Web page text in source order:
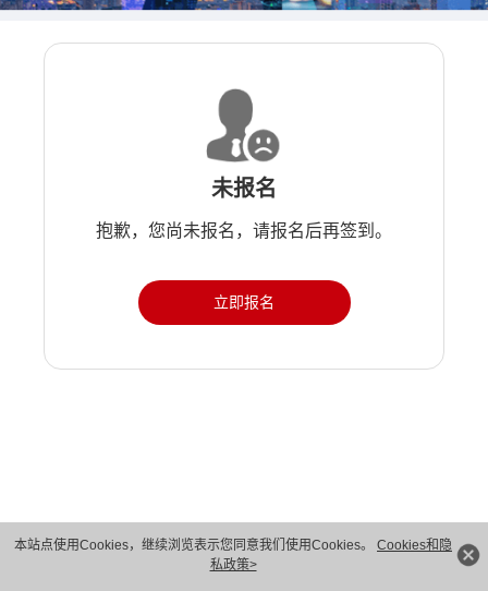
本站点使用Cookies，继续浏览表示您同意我们使用Cookies。 Cookies和隐
私政策>
未报名
抱歉，您尚未报名，请报名后再签到。
立即报名
版权所有 © 华为技术有限公司 1998-2026。 保留一切权利。粤A2-20044005号
隐私保护
法律声明